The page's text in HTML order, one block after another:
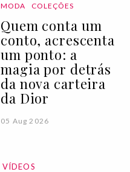
MODA COLEÇÕES
Quem conta um
conto, acrescenta
um ponto: a
magia por detrás
da nova carteira
da Dior
05 Aug 2026
VÍDEOS